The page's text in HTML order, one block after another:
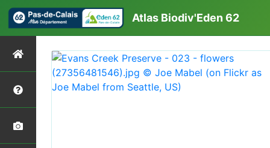
Atlas Biodiv'Eden 62